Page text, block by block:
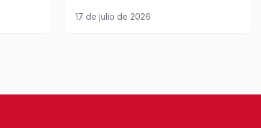
17 de julio de 2026